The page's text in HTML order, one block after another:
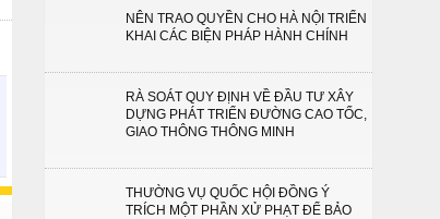
NÊN TRAO QUYỀN CHO HÀ NỘI TRIỂN
KHAI CÁC BIỆN PHÁP HÀNH CHÍNH
RÀ SOÁT QUY ĐỊNH VỀ ĐẦU TƯ XÂY
DỰNG PHÁT TRIỂN ĐƯỜNG CAO TỐC,
GIAO THÔNG THÔNG MINH
THƯỜNG VỤ QUỐC HỘI ĐỒNG Ý
TRÍCH MỘT PHẦN XỬ PHẠT ĐỂ BẢO